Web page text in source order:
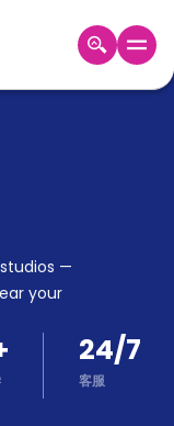
—
your
24/7
客服